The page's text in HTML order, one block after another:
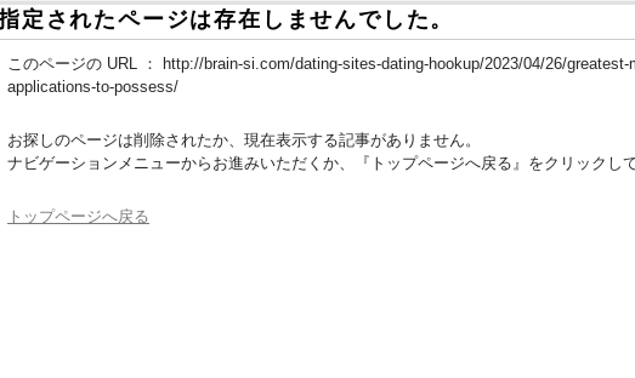
定されたページは存在しませんでした。
このページの URL ：
http://brain-si.com/dating-sites-dating-hookup/2023/04/26/greatest-
applications-to-possess/
お探しのページは削除されたか、現在表示する記事がありません。
ナビゲーションメニューからお進みいただくか、『トップページへ戻る』をクリックして
トップページへ戻る